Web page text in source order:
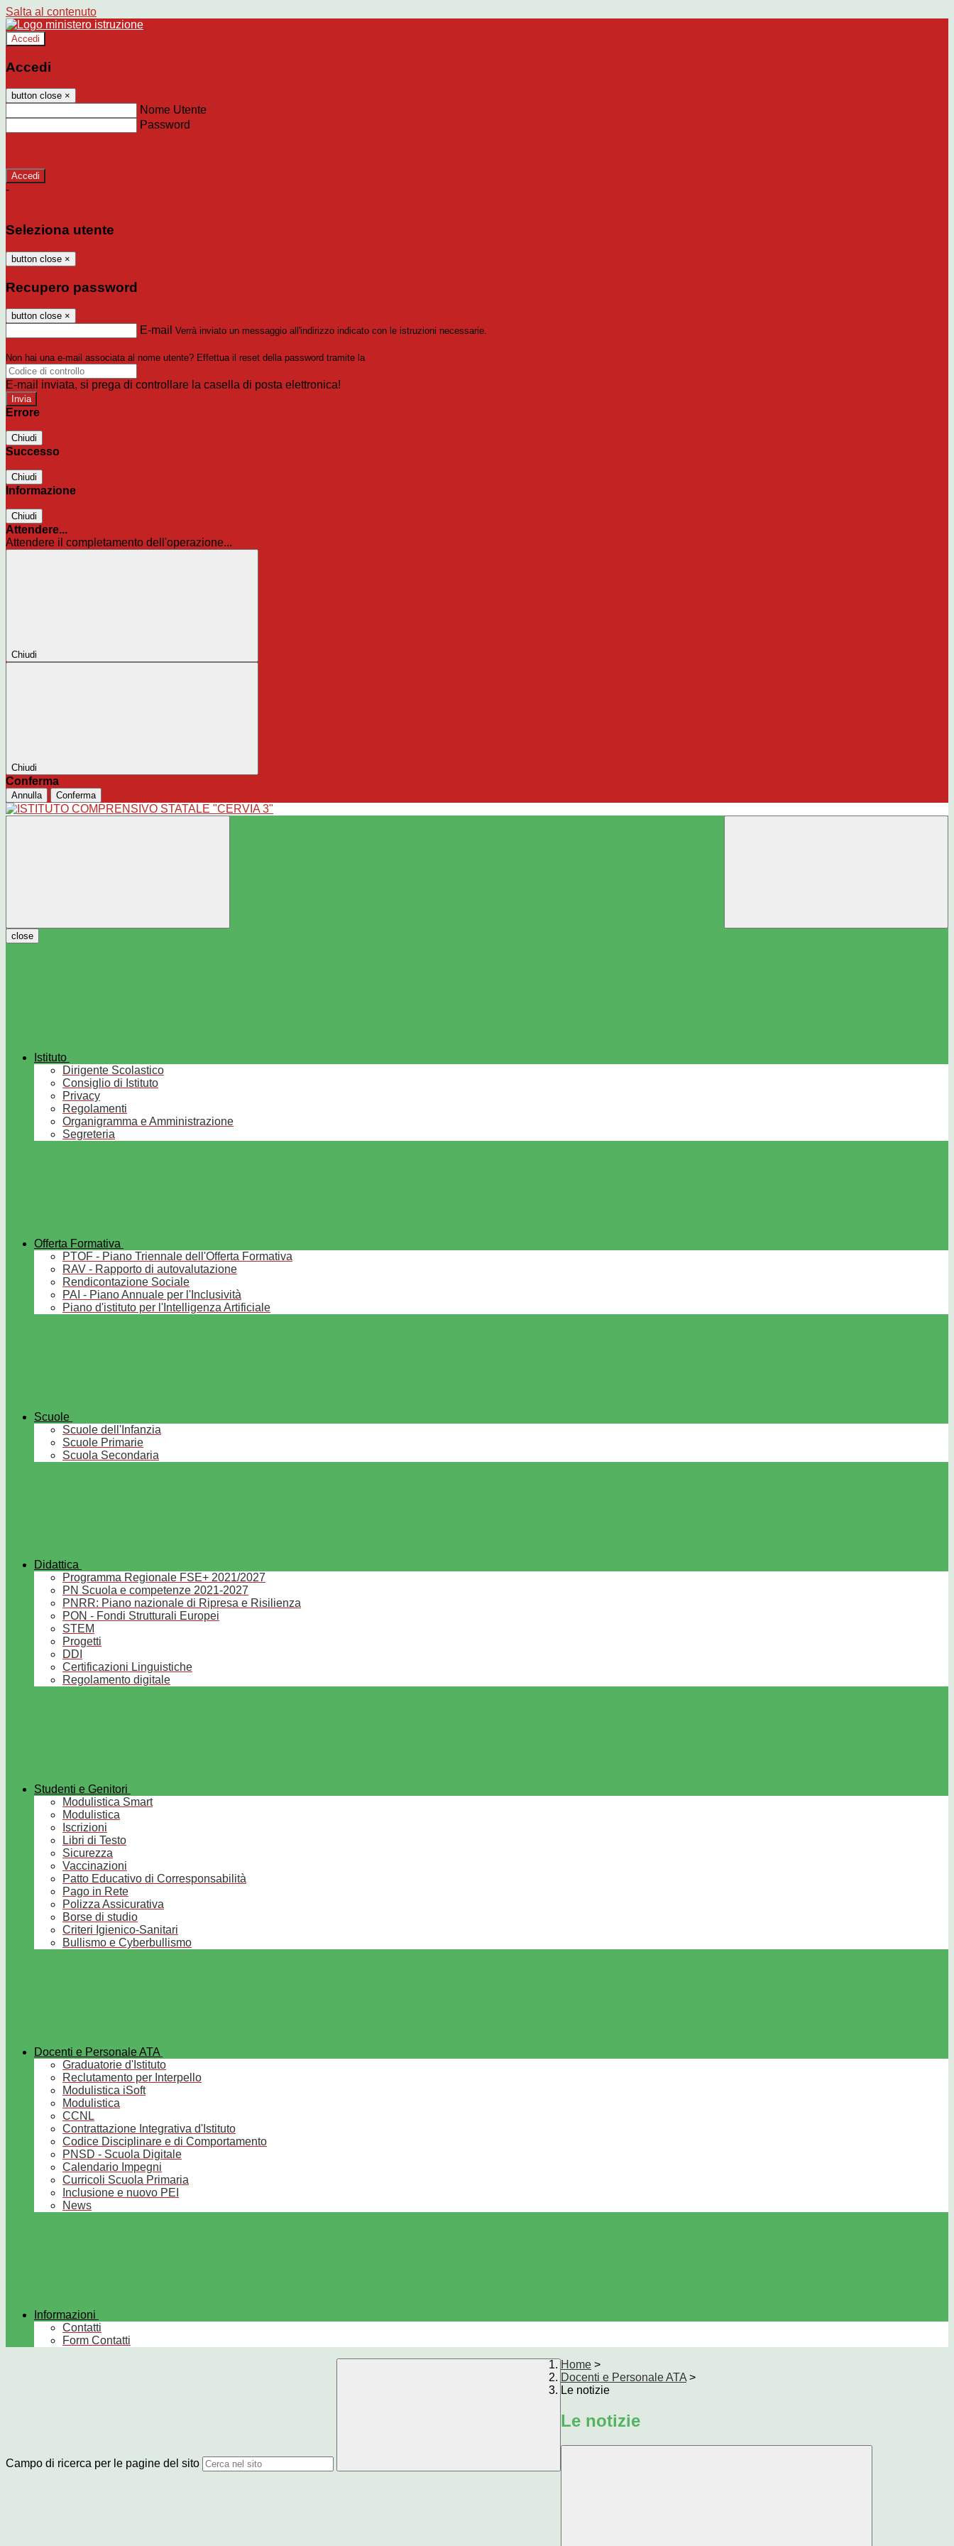
Salta al contenuto
Accedi
Accedi
button close ×
Nome Utente
Password
-
Seleziona utente
button close ×
Recupero password
button close ×
E-mail Verrà inviato un messaggio all'indirizzo indicato con le istruzioni necessarie.
Non hai una e-mail associata al nome utente? Effettua il reset della password tramite la
E-mail inviata, si prega di controllare la casella di posta elettronica!
Errore
Chiudi
Successo
Chiudi
Informazione
Chiudi
Attendere...
Attendere il completamento dell'operazione...
Chiudi
Chiudi
Conferma
Annulla Conferma
close
Istituto
Dirigente Scolastico
Consiglio di Istituto
Privacy
Regolamenti
Organigramma e Amministrazione
Segreteria
Offerta Formativa
PTOF - Piano Triennale dell'Offerta Formativa
RAV - Rapporto di autovalutazione
Rendicontazione Sociale
PAI - Piano Annuale per l'Inclusività
Piano d'istituto per l'Intelligenza Artificiale
Scuole
Scuole dell'Infanzia
Scuole Primarie
Scuola Secondaria
Didattica
Programma Regionale FSE+ 2021/2027
PN Scuola e competenze 2021-2027
PNRR: Piano nazionale di Ripresa e Risilienza
PON - Fondi Strutturali Europei
STEM
Progetti
DDI
Certificazioni Linguistiche
Regolamento digitale
Studenti e Genitori
Modulistica Smart
Modulistica
Iscrizioni
Libri di Testo
Sicurezza
Vaccinazioni
Patto Educativo di Corresponsabilità
Pago in Rete
Polizza Assicurativa
Borse di studio
Criteri Igienico-Sanitari
Bullismo e Cyberbullismo
Docenti e Personale ATA
Graduatorie d'Istituto
Reclutamento per Interpello
Modulistica iSoft
Modulistica
CCNL
Contrattazione Integrativa d'Istituto
Codice Disciplinare e di Comportamento
PNSD - Scuola Digitale
Calendario Impegni
Curricoli Scuola Primaria
Inclusione e nuovo PEI
News
Informazioni
Contatti
Form Contatti
Campo di ricerca per le pagine del sito
Home >
Docenti e Personale ATA >
Le notizie
Le notizie